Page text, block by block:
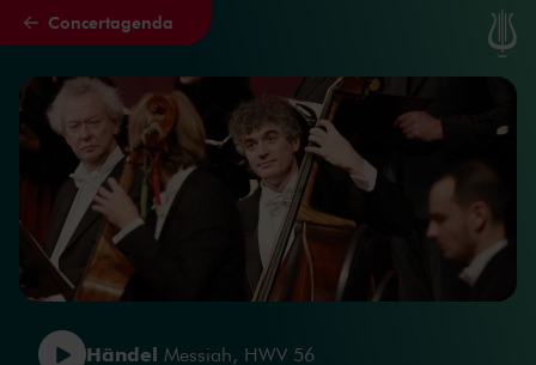
Naar hoofdcontent
Concertagenda
Händel Messiah, HWV 56